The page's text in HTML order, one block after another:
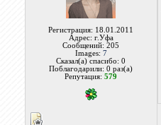
Регистрация: 18.01.2011
Адрес: г.Уфа
Сообщений: 205
Images: 7
Сказал(а) спасибо: 0
Поблагодарили: 0 раз(а)
Репутация:579